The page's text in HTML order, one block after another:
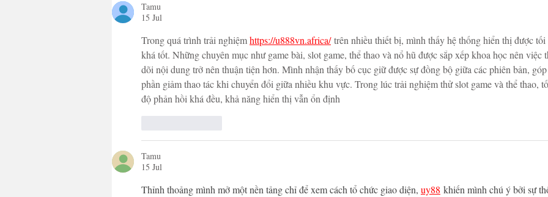
Tamu
15 Jul
Trong quá trình trải nghiệm https://u888vn.africa/ trên nhiều thiết bị, mình thấy hệ thống hiển thị được tối
khá tốt. Những chuyên mục như game bài, slot game, thể thao và nổ hũ được sắp xếp khoa học nên việc
dõi nội dung trở nên thuận tiện hơn. Mình nhận thấy bố cục giữ được sự đồng bộ giữa các phiên bản, góp
phần giảm thao tác khi chuyển đổi giữa nhiều khu vực. Trong lúc trải nghiệm thử slot game và thể thao,
độ phản hồi khá đều, khả năng hiển thị vẫn ổn định
Tamu
15 Jul
Thỉnh thoảng mình mở một nền tảng chỉ để xem cách tổ chức giao diện, uy88 khiến mình chú ý bởi sự